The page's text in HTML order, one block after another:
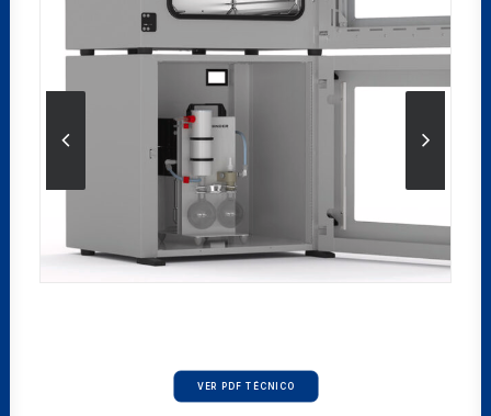
VER PDF TÉCNICO